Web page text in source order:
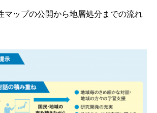
マップの公開から地層処分までの流れ